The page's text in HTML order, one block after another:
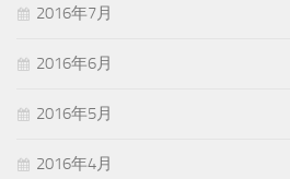
2016年7月
2016年6月
2016年5月
2016年4月